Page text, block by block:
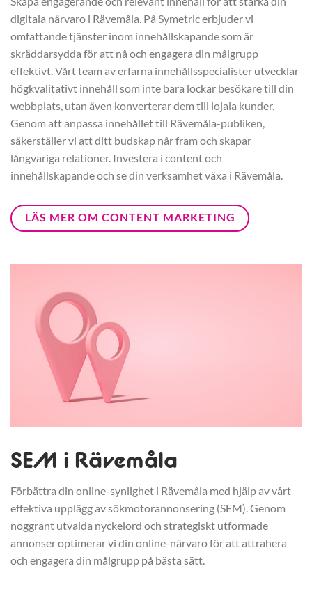
digitala närvaro i Rävemåla. På Symetric erbjuder vi
omfattande tjänster inom innehållskapande som är
skräddarsydda för att nå och engagera din målgrupp
effektivt. Vårt team av erfarna innehållsspecialister utvecklar
högkvalitativt innehåll som inte bara lockar besökare till din
webbplats, utan även konverterar dem till lojala kunder.
Genom att anpassa innehållet till Rävemåla-publiken,
säkerställer vi att ditt budskap når fram och skapar
långvariga relationer. Investera i content och
innehållskapande och se din verksamhet växa i Rävemåla.
LÄS MER OM CONTENT MARKETING
SEM i Rävemåla
Förbättra din online-synlighet i Rävemåla med hjälp av vårt
effektiva upplägg av sökmotorannonsering (SEM). Genom
noggrant utvalda nyckelord och strategiskt utformade
annonser optimerar vi din online-närvaro för att attrahera
och engagera din målgrupp på bästa sätt.